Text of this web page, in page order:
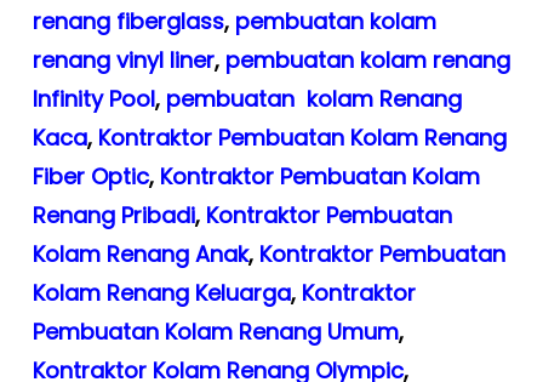
renang fiberglass, pembuatan kolam
renang vinyl liner, pembuatan kolam renang
Infinity Pool, pembuatan kolam Renang
Kaca, Kontraktor Pembuatan Kolam Renang
Fiber Optic, Kontraktor Pembuatan Kolam
Renang Pribadi, Kontraktor Pembuatan
Kolam Renang Anak, Kontraktor Pembuatan
Kolam Renang Keluarga, Kontraktor
Pembuatan Kolam Renang Umum,
Kontraktor Kolam Renang Olympic,